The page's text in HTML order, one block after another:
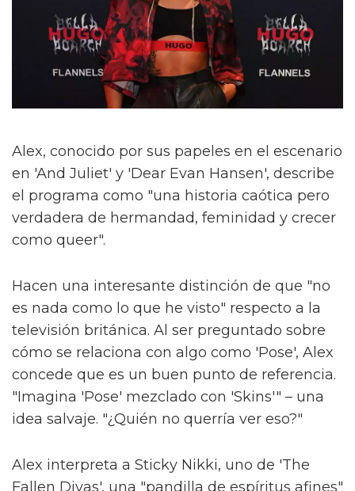
Alex, conocido por sus papeles en el escenario
en 'And Juliet' y 'Dear Evan Hansen', describe
el programa como "una historia caótica pero
verdadera de hermandad, feminidad y crecer
como queer".
Hacen una interesante distinción de que "no
es nada como lo que he visto" respecto a la
televisión británica. Al ser preguntado sobre
cómo se relaciona con algo como 'Pose', Alex
concede que es un buen punto de referencia.
"Imagina 'Pose' mezclado con 'Skins'" – una
idea salvaje. "¿Quién no querría ver eso?"
Alex interpreta a Sticky Nikki, uno de 'The
Fallen Divas', una "pandilla de espíritus afines"